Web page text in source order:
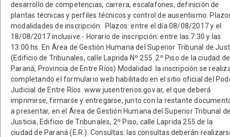
desarrollo de competencias, carrera, escalafones, definición de
plantas técnicas y perfiles técnicos y control de ausentismo.
modalidades de inscripción: Plazos: entre el día 08/08/2017 y el
18/08/2017 inclusive.- Horario de inscripción: entre las 7:30 y las
13:00 hs. En Área de Gestión Humana del Superior Tribunal de
(Edificio de Tribunales, calle Laprida Nº 255 2º Piso de la ciudad de
Paraná, Provincia de Entre Ríos) Modalidad: la inscripción se
completando el formulario web habilitado en el sitio oficial del
Judicial de Entre Ríos www.jusentrerios.gov.ar, el que deberá
imprimirse, firmarse y entregarse, junto con la restante
a presentar, en el Área de Gestión Humana del Superior Tribunal de
Justicia, Edificio de Tribunales, 2º Piso, calle Laprida 255 de la
ciudad de Paraná (E.R.). Consultas: las consultas deberán